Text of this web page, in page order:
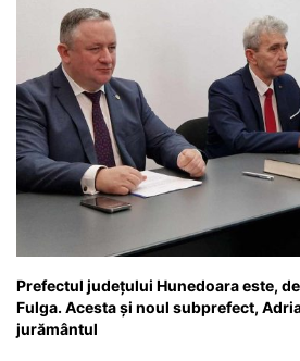
Prefectul județului Hunedoara este,
Fulga. Acesta și noul subprefect,
jurământul